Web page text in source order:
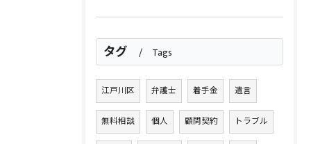
タグ Tags
江戸川区 弁護士 着手金 遺言
無料相談 個人 顧問契約 トラブル